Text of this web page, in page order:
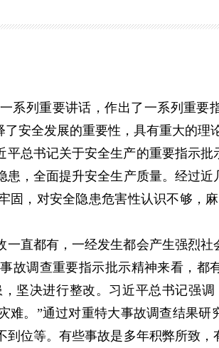
系列重要讲话，作出了一系列重要
安全发展的重要性，具有重大的理
总书记关于安全生产的重要指示批
，全面提升安全生产质量。经过
，对安全隐患危害性认识不够，
直都有，一经发生都会产生强烈
故调查重要指示批示精神来看，都
坚决进行整改。习近平总书记强
难。”通过对重特大事故调查结果
位等。有些事故是多年积弊所致